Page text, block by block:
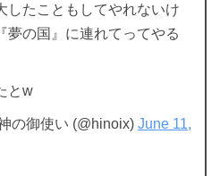
したこともしてやれないけ
夢の国』に連れてってやる
とw
の御使い (@hinoix) June 11,